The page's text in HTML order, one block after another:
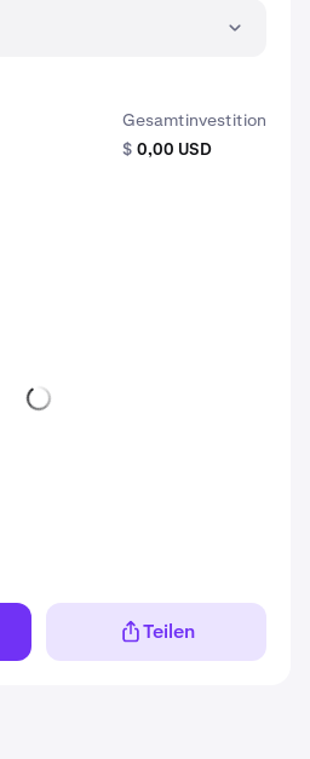
Gesamtinvestition
$ 0,00 USD
Teilen